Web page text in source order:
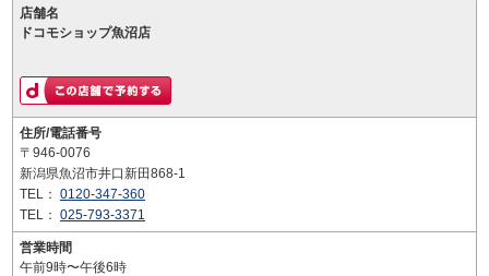
店舗名
ドコモショップ魚沼店
住所/電話番号
〒946-0076
新潟県魚沼市井口新田868-1
TEL： 0120-347-360
TEL： 025-793-3371
営業時間
午前9時〜午後6時